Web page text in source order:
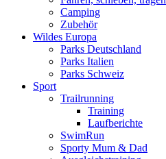
Camping
Zubehör
Wildes Europa
Parks Deutschland
Parks Italien
Parks Schweiz
Sport
Trailrunning
Training
Laufberichte
SwimRun
Sporty Mum & Dad